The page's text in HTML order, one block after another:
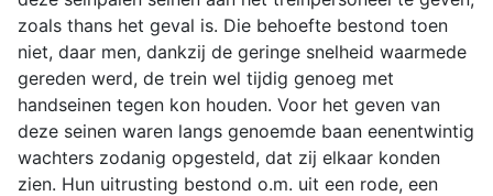
zoals thans het geval is. Die behoefte bestond toen
niet, daar men, dankzij de geringe snelheid waarmede
gereden werd, de trein wel tijdig genoeg met
handseinen tegen kon houden. Voor het geven van
deze seinen waren langs genoemde baan eenentwintig
wachters zodanig opgesteld, dat zij elkaar konden
zien. Hun uitrusting bestond o.m. uit een rode, een